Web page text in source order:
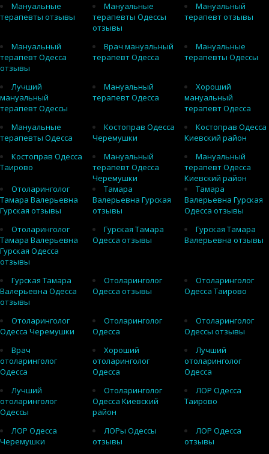
Мануальные
терапевты отзывы
Мануальные
терапевты Одессы
отзывы
Мануальный
терапевт отзывы
Мануальный
терапевт Одесса
отзывы
Врач мануальный
терапевт Одесса
Мануальные
терапевты Одессы
Лучший
мануальный
терапевт Одессы
Мануальный
терапевт Одесса
Хороший
мануальный
терапевт Одесса
Мануальные
терапевты Одесса
Костоправ Одесса
Черемушки
Костоправ Одесса
Киевский район
Костоправ Одесса
Таирово
Мануальный
терапевт Одесса
Черемушки
Мануальный
терапевт Одесса
Киевский район
Отоларинголог
Тамара Валерьевна
Гурская отзывы
Тамара
Валерьевна Гурская
отзывы
Тамара
Валерьевна Гурская
Одесса отзывы
Отоларинголог
Тамара Валерьевна
Гурская Одесса
отзывы
Гурская Тамара
Одесса отзывы
Гурская Тамара
Валерьевна отзывы
Гурская Тамара
Валерьевна Одесса
отзывы
Отоларинголог
Одесса отзывы
Отоларинголог
Одесса Таирово
Отоларинголог
Одесса Черемушки
Отоларинголог
Одесса
Отоларинголог
Одессы отзывы
Врач
отоларинголог
Одесса
Хороший
отоларинголог
Одесса
Лучший
отоларинголог
Одесса
Лучший
отоларинголог
Одессы
Отоларинголог
Одесса Киевский
район
ЛОР Одесса
Таирово
ЛОР Одесса
Черемушки
ЛОРы Одессы
отзывы
ЛОР Одесса
отзывы